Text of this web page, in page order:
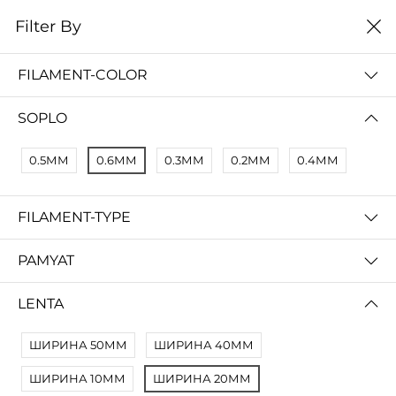
0
No Results
Not Found Filters2
Filter By
FILAMENT-COLOR
SOPLO
0.5ММ 0.6ММ 0.3ММ 0.2ММ 0.4ММ
FILAMENT-TYPE
PAMYAT
LENTA
ШИРИНА 50ММ ШИРИНА 40ММ
ШИРИНА 10ММ ШИРИНА 20ММ